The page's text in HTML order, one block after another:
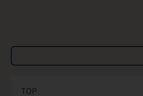
TOP